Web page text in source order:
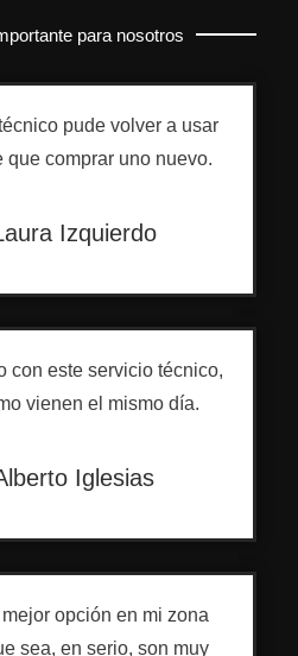
para nosotros
pude volver a usar
que comprar uno nuevo.
Izquierdo
con este servicio técnico,
vienen el mismo día.
Iglesias
opción en mi zona
sea, en serio, son muy